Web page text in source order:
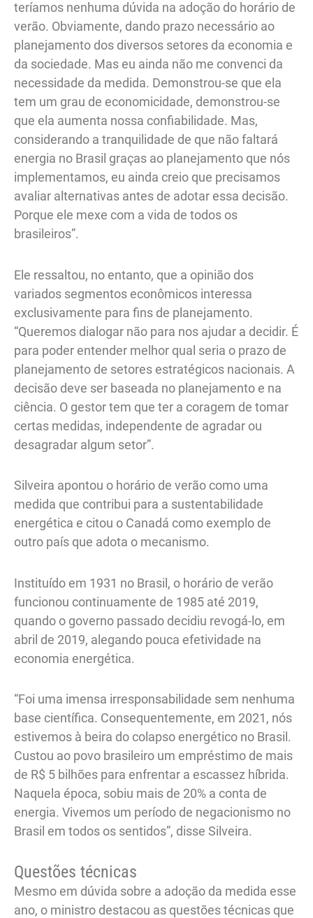
teríamos nenhuma dúvida na adoção do horário de
verão. Obviamente, dando prazo necessário ao
planejamento dos diversos setores da economia e
da sociedade. Mas eu ainda não me convenci da
necessidade da medida. Demonstrou-se que ela
tem um grau de economicidade, demonstrou-se
que ela aumenta nossa confiabilidade. Mas,
considerando a tranquilidade de que não faltará
energia no Brasil graças ao planejamento que nós
implementamos, eu ainda creio que precisamos
avaliar alternativas antes de adotar essa decisão.
Porque ele mexe com a vida de todos os
brasileiros”.
Ele ressaltou, no entanto, que a opinião dos
variados segmentos econômicos interessa
exclusivamente para fins de planejamento.
“Queremos dialogar não para nos ajudar a decidir. É
para poder entender melhor qual seria o prazo de
planejamento de setores estratégicos nacionais. A
decisão deve ser baseada no planejamento e na
ciência. O gestor tem que ter a coragem de tomar
certas medidas, independente de agradar ou
desagradar algum setor”.
Silveira apontou o horário de verão como uma
medida que contribui para a sustentabilidade
energética e citou o Canadá como exemplo de
outro país que adota o mecanismo.
Instituído em 1931 no Brasil, o horário de verão
funcionou continuamente de 1985 até 2019,
quando o governo passado decidiu revogá-lo, em
abril de 2019, alegando pouca efetividade na
economia energética.
“Foi uma imensa irresponsabilidade sem nenhuma
base científica. Consequentemente, em 2021, nós
estivemos à beira do colapso energético no Brasil.
Custou ao povo brasileiro um empréstimo de mais
de R$ 5 bilhões para enfrentar a escassez híbrida.
Naquela época, sobiu mais de 20% a conta de
energia. Vivemos um período de negacionismo no
Brasil em todos os sentidos”, disse Silveira.
Questões técnicas
Mesmo em dúvida sobre a adoção da medida esse
ano, o ministro destacou as questões técnicas que